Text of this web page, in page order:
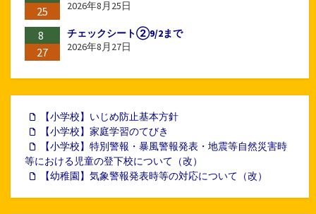
25
2026年8月25日
8
27
チェックシート②9/2まで
2026年8月27日
【小学校】いじめ防止基本方針
【小学校】家庭学習のてびき
【小学校】特別警報・暴風警報発表・地震等自然災害時
等における児童の登下校について（改）
【幼稚園】気象警報発表時等の対応について（改）